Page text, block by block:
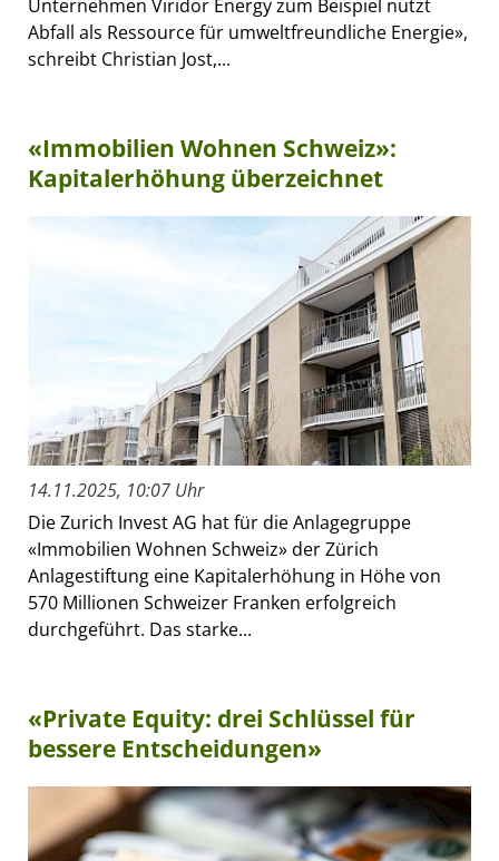
Unternehmen Viridor Energy zum Beispiel nutzt
Abfall als Ressource für umweltfreundliche Energie»,
schreibt Christian Jost,...
«Immobilien Wohnen Schweiz»:
Kapitalerhöhung überzeichnet
14.11.2025, 10:07 Uhr
Die Zurich Invest AG hat für die Anlagegruppe
«Immobilien Wohnen Schweiz» der Zürich
Anlagestiftung eine Kapitalerhöhung in Höhe von
570 Millionen Schweizer Franken erfolgreich
durchgeführt. Das starke...
«Private Equity: drei Schlüssel für
bessere Entscheidungen»